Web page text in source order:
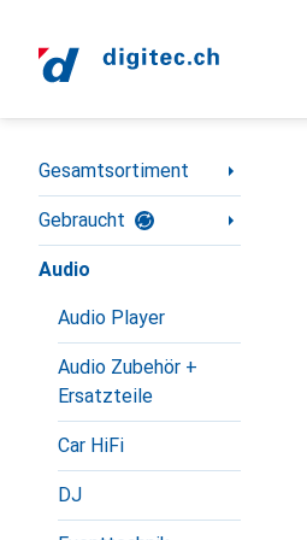
Navigation nach Kategorien
Gesamtsortiment
Gebraucht
Audio
Audio Player
Audio Zubehör +
Ersatzteile
Car HiFi
DJ